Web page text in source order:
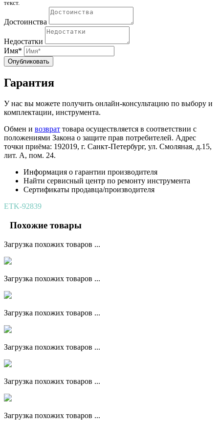
текст.
Достоинства
Недостатки
Имя*
Опубликовать
Гарантия
У нас вы можете получить онлайн-консультацию по выбору и
комплектации, инструмента.
Обмен и возврат товара осуществляется в соответствии с
положениями Закона о защите прав потребителей. Адрес
точки приёма: 192019, г. Санкт-Петербург, ул. Смоляная, д.15,
лит. А, пом. 24.
Информация о гарантии производителя
Найти сервисный центр по ремонту инструмента
Сертификаты продавца/производителя
ETK-92839
Похожие товары
Загрузка похожих товаров ...
Загрузка похожих товаров ...
Загрузка похожих товаров ...
Загрузка похожих товаров ...
Загрузка похожих товаров ...
Загрузка похожих товаров ...